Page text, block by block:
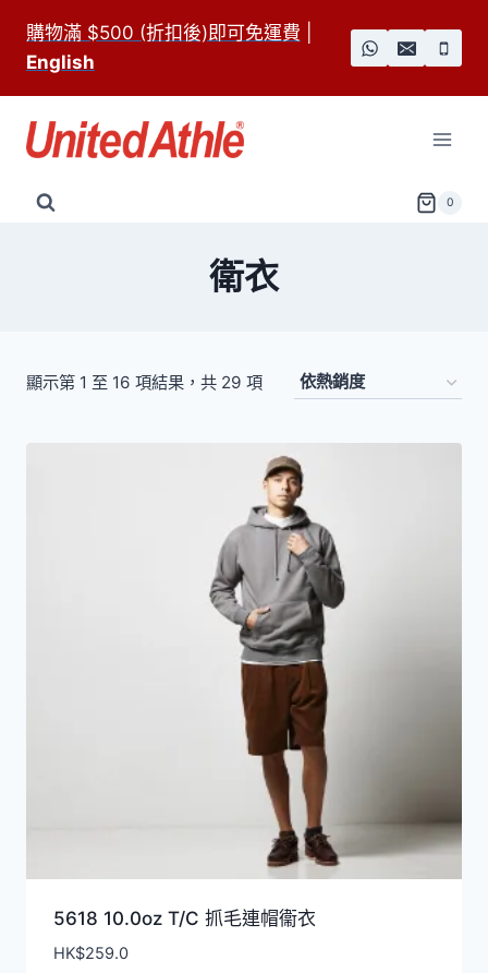
content
購物滿 $500 (折扣後)即可免運費
English
0
衛衣
顯示第 1 至 16 項結果，共 29 項依
度
排
5618 10.0oz T/C 抓毛連帽衞衣
HK$259.0